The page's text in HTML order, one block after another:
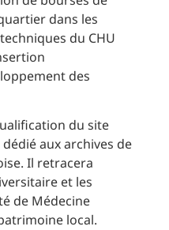
dans les
du CHU
des
du site
aux archives de
Il retracera
et les
de Médecine
local.